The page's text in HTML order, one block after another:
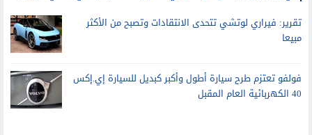
تقرير: فيراري لوتشي تتحدى الانتقادات وتصبح من الأكثر
مبيعا
فولفو تعتزم طرح سيارة أطول وأكبر كبديل للسيارة إي.إكس
40 الكهربائية العام المقبل